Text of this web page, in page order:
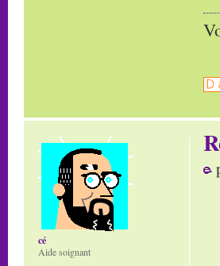
cé
Aide soignant